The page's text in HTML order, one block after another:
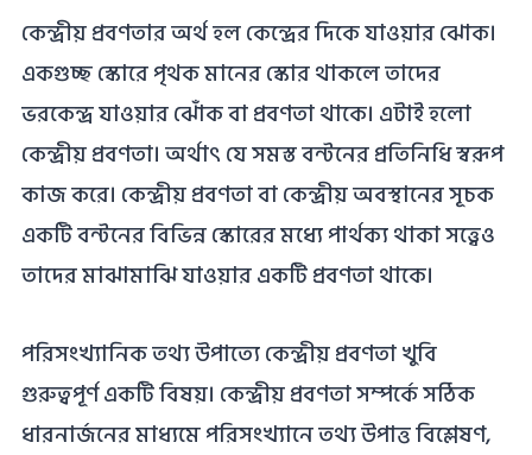
কেন্দ্রীয় প্রবণতার অর্থ হল কেন্দ্রের দিকে যাওয়ার ঝোক।
একগুচ্ছ স্কোরে পৃথক মানের স্কোর থাকলে তাদের
ভরকেন্দ্র যাওয়ার ঝোঁক বা প্রবণতা থাকে। এটাই হলো
কেন্দ্রীয় প্রবণতা। অর্থাৎ যে সমস্ত বন্টনের প্রতিনিধি স্বরূপ
কাজ করে। কেন্দ্রীয় প্রবণতা বা কেন্দ্রীয় অবস্থানের সূচক
একটি বন্টনের বিভিন্ন স্কোরের মধ্যে পার্থক্য থাকা সত্ত্বেও
তাদের মাঝামাঝি যাওয়ার একটি প্রবণতা থাকে।
পরিসংখ্যানিক তথ্য উপাত্যে কেন্দ্রীয় প্রবণতা খুবি
গুরুত্বপূর্ণ একটি বিষয়। কেন্দ্রীয় প্রবণতা সম্পর্কে সঠিক
ধারনার্জনের মাধ্যমে পরিসংখ্যানে তথ্য উপাত্ত বিশ্লেষণ,